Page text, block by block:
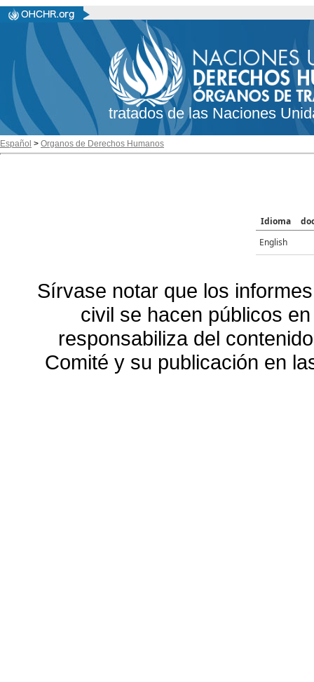
tratados de las Naciones
Español > Organos de Derechos Humanos
Idioma
English
Sírvase notar que los
civil se hacen públicos
responsabiliza del
Comité y su publicación en